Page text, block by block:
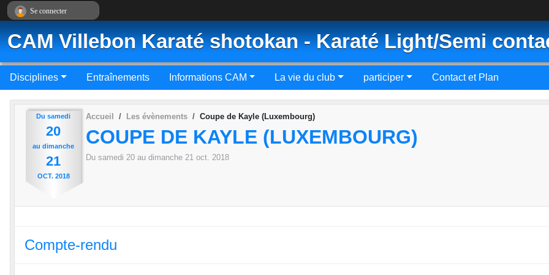
CAM Villebon Karaté shotokan - Karaté Light/Semi
Disciplines Entraînements Informations CAM La vie du club participer Contact et Plan
Du samedi
20
au dimanche
21
OCT. 2018
Accueil Les évènements Coupe de Kayle (Luxembourg)
COUPE DE KAYLE (LUXEMBOURG)
Du samedi 20 au dimanche 21 oct. 2018
Compte-rendu
Se connecter
Panneau de gestion des cookies